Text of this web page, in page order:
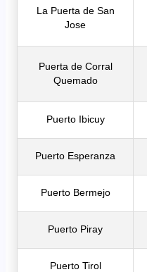
La Puerta de San
Jose
Puerta de Corral
Quemado
Puerto Ibicuy
Puerto Esperanza
Puerto Bermejo
Puerto Piray
Puerto Tirol